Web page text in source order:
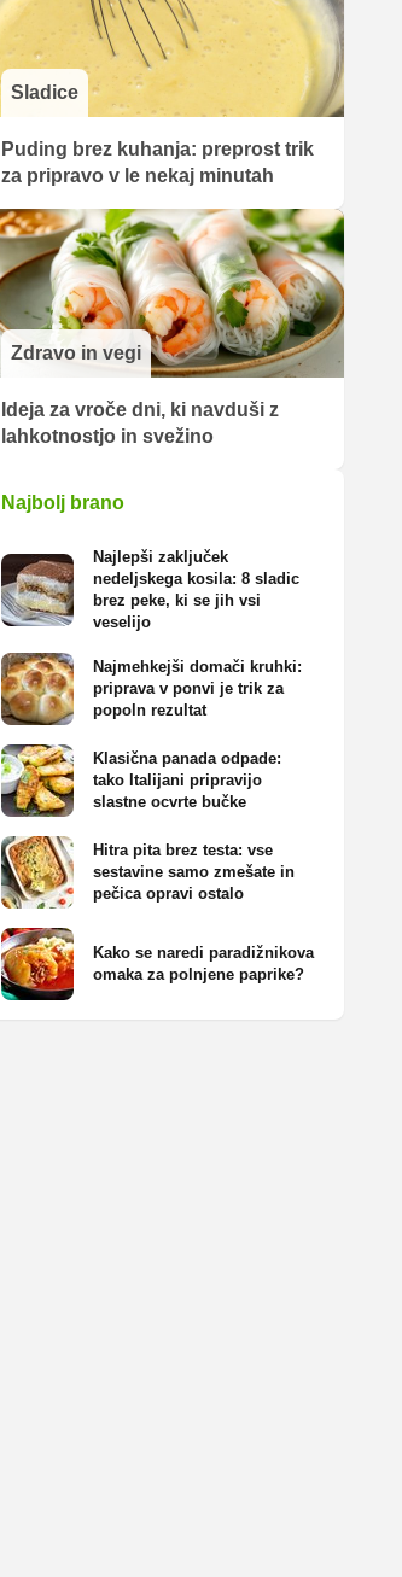
Sladice
Puding brez kuhanja: preprost trik
za pripravo v le nekaj minutah
Zdravo in vegi
Ideja za vroče dni, ki navduši z
lahkotnostjo in svežino
Najbolj brano
Najlepši zaključek
nedeljskega kosila: 8 sladic
brez peke, ki se jih vsi
veselijo
Najmehkejši domači kruhki:
priprava v ponvi je trik za
popoln rezultat
Klasična panada odpade:
tako Italijani pripravijo
slastne ocvrte bučke
Hitra pita brez testa: vse
sestavine samo zmešate in
pečica opravi ostalo
Kako se naredi paradižnikova
omaka za polnjene paprike?